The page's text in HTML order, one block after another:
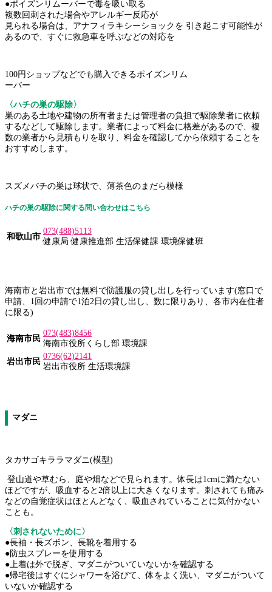
●ポイズンリムーバーで毒を吸い取る
複数回刺された場合やアレルギー反応が
見られる場合は、アナフィラキシーショックを 引き起こす可能性が
あるので、すぐに救急車を呼ぶなどの対応を
100円ショップなどでも購入できるポイズンリム
ーバー︎
〈ハチの巣の駆除〉
巣のある土地や建物の所有者または管理者の負担で駆除業者に依頼
するなどして駆除します。業者によって料金に格差があるので、複
数の業者から見積もりを取り、料金を確認してから依頼することを
おすすめします。
スズメバチの巣は球状で、薄茶色のまだら模様
ハチの巣の駆除に関する問い合わせはこちら
和歌山市
073(488)5113
健康局 健康推進部 生活保健課 環境保健班
海南市と岩出市では無料で防護服の貸し出しを行っています(窓口で
申請、1回の申請で1泊2日の貸し出し、数に限りあり、各市内在住者
に限る)
海南市民
073(483)8456
海南市役所くらし部 環境課
岩出市民
0736(62)2141
岩出市役所 生活環境課
マダニ
タカサゴキララマダニ(模型)
登山道や草むら、庭や畑などで見られます。体長は1cmに満たない
ほどですが、吸血すると2倍以上に大きくなります。刺されても痛み
などの自覚症状はほとんどなく、吸血されていることに気付かない
ことも。
〈刺されないために〉
●長袖・長ズボン、長靴を着用する
●防虫スプレーを使用する
●上着は外で脱ぎ、マダニがついていないかを確認する
●帰宅後はすぐにシャワーを浴びて、体をよく洗い、マダニがついて
いないか確認する